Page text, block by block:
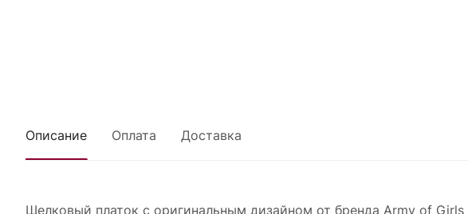
Описание Оплата Доставка
Шелковый платок с оригинальным дизайном от бренда Army of